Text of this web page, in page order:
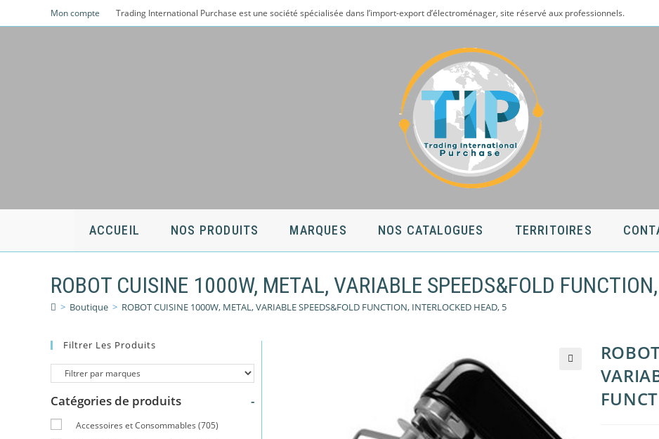
to
Mon compte Trading International Purchase est une société spécialisée dans l’import-export d’électroménager, site réservé aux professionnels.
ACCUEIL NOS PRODUITS MARQUES NOS CATALOGUES TERRITOIRES
ROBOT CUISINE 1000W, METAL, VARIABLE SPEEDS&FOLD
> Boutique > ROBOT CUISINE 1000W, METAL, VARIABLE SPEEDS&FOLD FUNCTION, INTERLOCKED HEAD, 5
Filtrer Les Produits
Catégories de produits -
Accessoires et Consommables (705)